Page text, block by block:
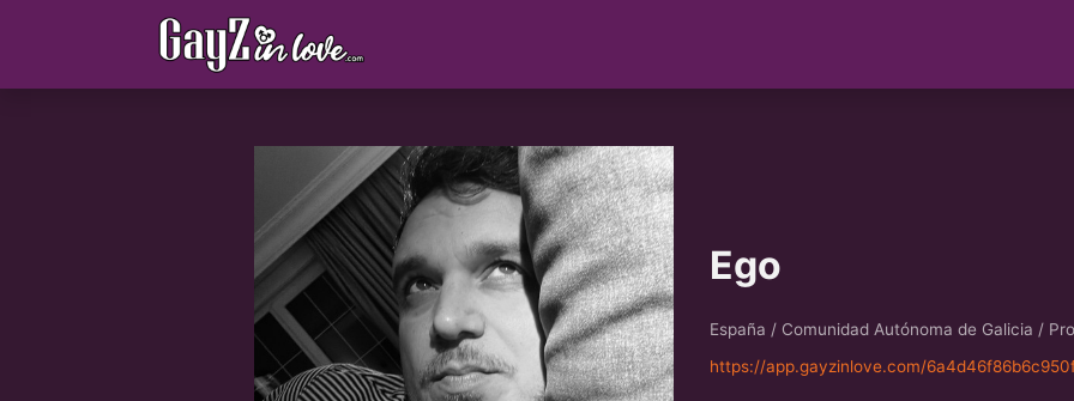
Ego
España / Comunidad Autónoma de Galicia /
https://app.gayzinlove.com/